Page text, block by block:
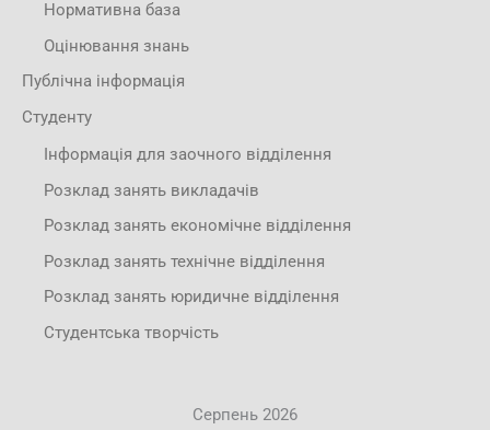
Нормативна база
Оцінювання знань
Публічна інформація
Студенту
Інформація для заочного відділення
Розклад занять викладачів
Розклад занять економічне відділення
Розклад занять технічне відділення
Розклад занять юридичне відділення
Студентська творчість
Серпень 2026